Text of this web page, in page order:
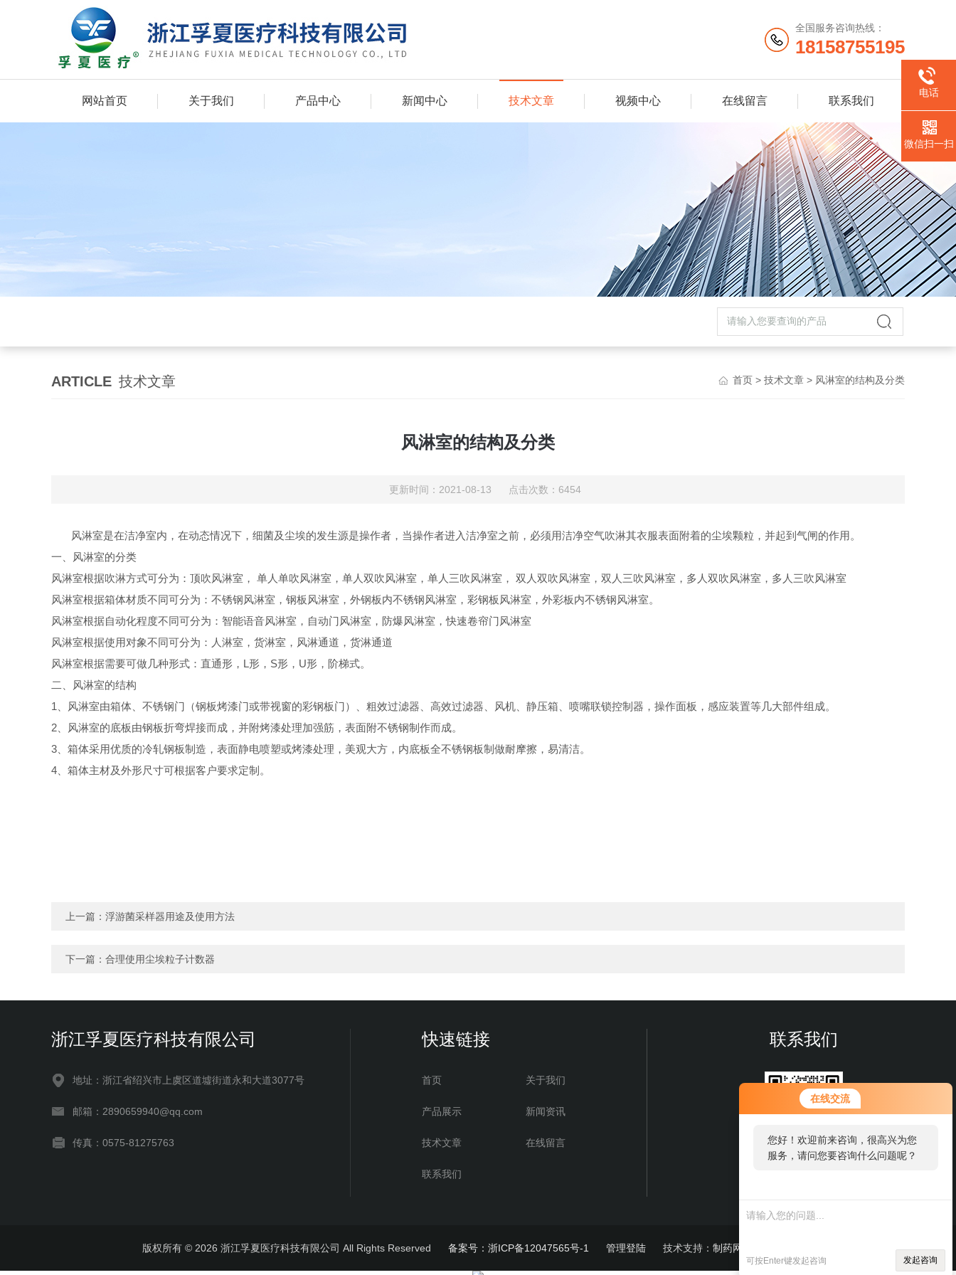
在线交流
您好！欢迎前来咨询，很高兴为您
服务，请问您要咨询什么问题呢？
了需求产品，您可以直接在线与我
联系！
可按Enter键发起咨询 发起咨询
全国服务咨询热线：
18158755195
网站首页 关于我们 产品中心 新闻中心 技术文章 视频中心 在线留言 联系我们
ARTICLE 技术文章 首页 > 技术文章 > 风淋室的结构及分类
风淋室的结构及分类
更新时间：2021-08-13 点击次数：6454
风淋室是在洁净室内，在动态情况下，细菌及尘埃的发生源是操作者，当操作者进入洁净室之前，必须用洁净空气吹淋其衣服表面附着的尘埃颗粒，并起到气闸的作用。
一、风淋室的分类
风淋室根据吹淋方式可分为：顶吹风淋室， 单人单吹风淋室，单人双吹风淋室，单人三吹风淋室，
双人双吹风淋室，双人三吹风淋室，多人双吹风淋室，多人三吹风淋室
风淋室根据箱体材质不同可分为：不锈钢风淋室，钢板风淋室，外钢板内不锈钢风淋室，彩钢板风淋室，外彩板内不锈钢风淋室。
风淋室根据自动化程度不同可分为：智能语音风淋室，自动门风淋室，防爆风淋室，快速卷帘门风淋室
风淋室根据使用对象不同可分为：人淋室，货淋室，风淋通道，货淋通道
风淋室根据需要可做几种形式：直通形， L形， S形， U形，阶梯式。
二、风淋室的结构
1
、风淋室由箱体、不锈钢门（钢板烤漆门或带视窗的彩钢板门）、粗效过滤器、高效过滤器、风机、静压箱、喷嘴联锁控制器，操作面板，感应装置等几大部件组成。
2 、风淋室的底板由钢板折弯焊接而成，并附烤漆处理加强筋，表面附不锈钢制作而成。
3 、箱体采用优质的冷轧钢板制造，表面静电喷塑或烤漆处理，美观大方，内底板全不锈钢板制做耐摩擦，易清洁。
4 、箱体主材及外形尺寸可根据客户要求定制。
上一篇： 浮游菌采样器用途及使用方法
下一篇： 合理使用尘埃粒子计数器
浙江孚夏医疗科技有限公司
地址：浙江省绍兴市上虞区道墟街道永和大道3077号
邮箱：2890659940@qq.com
传真：0575-81275763
快速链接
首页 关于我们
产品展示 新闻资讯
技术文章 在线留言
联系我们
联系我们
版权所有 © 2026 浙江孚夏医疗科技有限公司 All Rights Reserved 备案号：浙ICP备12047565号-1 管理登陆 技术支持： 制药网
电话
微信扫一扫